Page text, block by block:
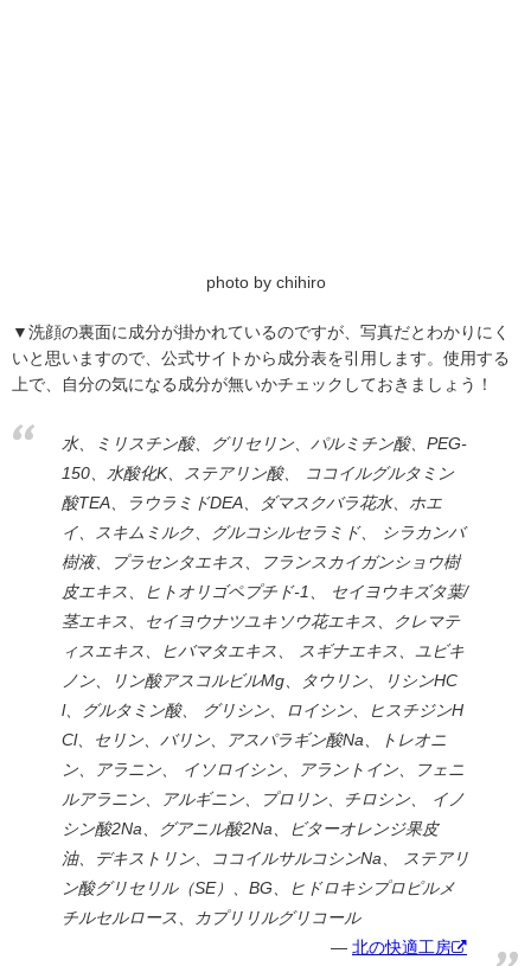
photo by chihiro
▼洗顔の裏面に成分が掛かれているのですが、写真だとわかりにく
いと思いますので、公式サイトから成分表を引用します。使用する
上で、自分の気になる成分が無いかチェックしておきましょう！
水、ミリスチン酸、グリセリン、パルミチン酸、PEG-
150、水酸化K、ステアリン酸、 ココイルグルタミン
酸TEA、ラウラミドDEA、ダマスクバラ花水、ホエ
イ、スキムミルク、グルコシルセラミド、 シラカンバ
樹液、プラセンタエキス、フランスカイガンショウ樹
皮エキス、ヒトオリゴペプチド-1、 セイヨウキズタ葉/
茎エキス、セイヨウナツユキソウ花エキス、クレマテ
ィスエキス、ヒバマタエキス、 スギナエキス、ユビキ
ノン、リン酸アスコルビルMg、タウリン、リシンHC
l、グルタミン酸、 グリシン、ロイシン、ヒスチジンH
Cl、セリン、バリン、アスパラギン酸Na、トレオニ
ン、アラニン、 イソロイシン、アラントイン、フェニ
ルアラニン、アルギニン、プロリン、チロシン、 イノ
シン酸2Na、グアニル酸2Na、ビターオレンジ果皮
油、デキストリン、ココイルサルコシンNa、 ステアリ
ン酸グリセリル（SE）、BG、ヒドロキシプロピルメ
チルセルロース、カプリリルグリコール
北の快適工房